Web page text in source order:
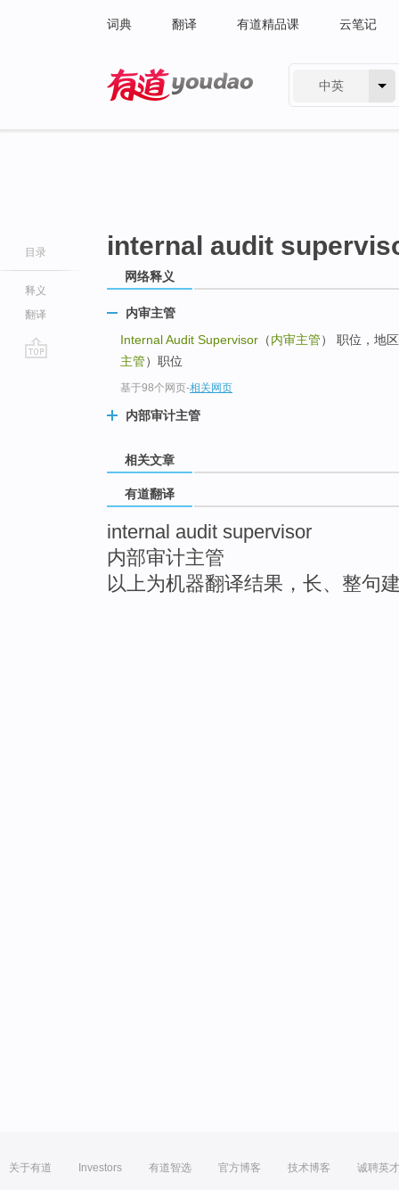
词典 翻译 有道精品课 云笔记
中英
目录
释义
翻译
internal audit
网络释义
内审主管
Internal Audit Supervisor （内审主管） 职位，地
主管）职位
基于98个网页-相关网页
内部审计主管
相关文章
有道翻译
internal audit supervisor
内部审计主管
以上为机器翻译结果，长、整句
关于有道 Investors 有道智选 官方博客 技术博客 诚聘英才